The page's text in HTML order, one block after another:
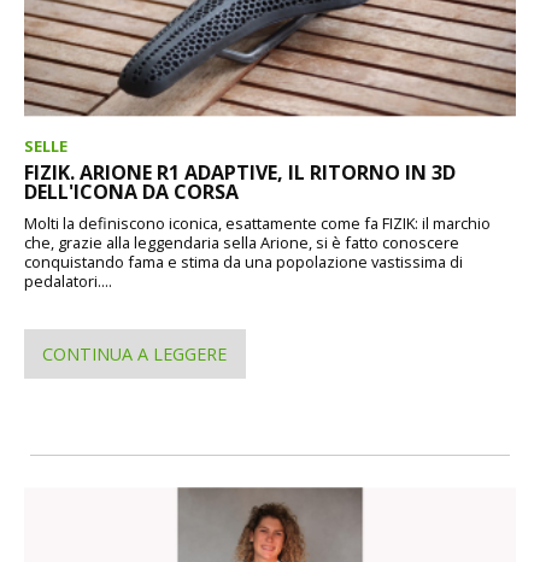
SELLE
FIZIK. ARIONE R1 ADAPTIVE, IL RITORNO IN 3D
DELL'ICONA DA CORSA
Molti la definiscono iconica, esattamente come fa FIZIK: il marchio
che, grazie alla leggendaria sella Arione, si è fatto conoscere
conquistando fama e stima da una popolazione vastissima di
pedalatori....
CONTINUA A LEGGERE